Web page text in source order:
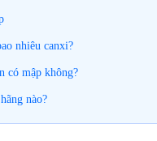
nhiêu canxi?
có mập không?
nào?